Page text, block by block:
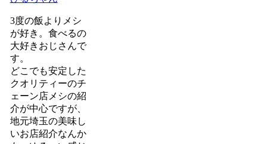
3度の飯よりメシ
が好き。食べるの
大好きおじさんで
す。
どこでも安定した
クオリティーのチ
ェーン店メシの紹
介が中心ですが、
地元埼玉の美味し
いお店紹介なんか